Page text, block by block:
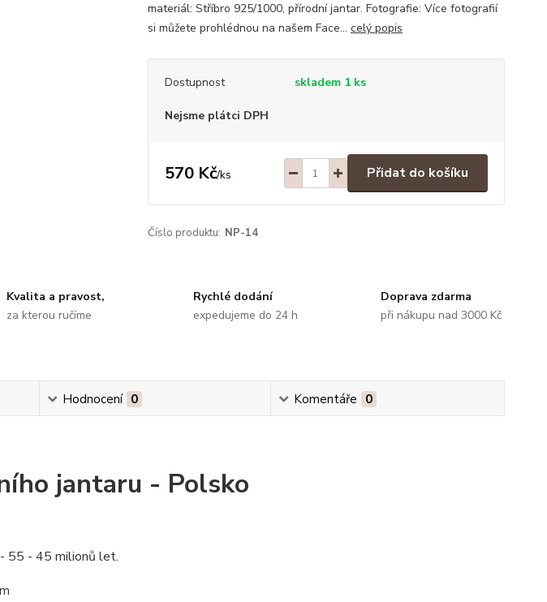
materiál: Stříbro 925/1000, přírodní jantar. Fotografie: Více fotografií
si můžete prohlédnou na našem Face... celý popis
Dostupnost skladem 1 ks
Nejsme plátci DPH
570 Kč/ks Přidat do košíku
Číslo produktu: NP-14
Kvalita a pravost,
za kterou ručíme
Rychlé dodání
expedujeme do 24 h
Doprava zdarma
při nákupu nad 3000 Kč
Hodnocení 0 Komentáře 0
jantaru - Polsko
55 - 45 milionů let.